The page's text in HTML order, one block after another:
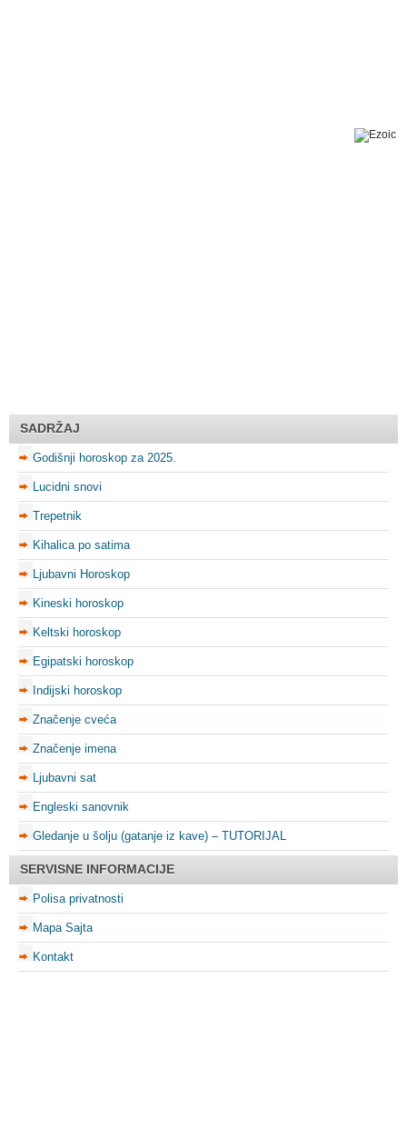
SADRŽAJ
Godišnji horoskop za 2025.
Lucidni snovi
Trepetnik
Kihalica po satima
Ljubavni Horoskop
Kineski horoskop
Keltski horoskop
Egipatski horoskop
Indijski horoskop
Značenje cveća
Značenje imena
Ljubavni sat
Engleski sanovnik
Gledanje u šolju (gatanje iz kave) – TUTORIJAL
SERVISNE INFORMACIJE
Polisa privatnosti
Mapa Sajta
Kontakt